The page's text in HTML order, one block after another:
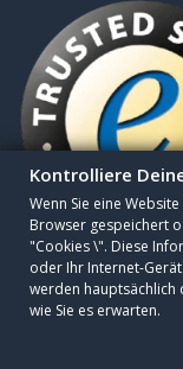
Copyright © 2010 -
Kontrolliere
Wenn Sie eine
Browser gespeichert
"Cookies \". Diese
oder Ihr Internet-
werden hauptsächlich
wie Sie es erwarten.